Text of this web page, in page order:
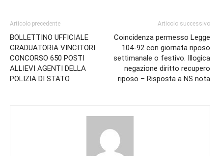
Articolo precedente
BOLLETTINO UFFICIALE
GRADUATORIA VINCITORI
CONCORSO 650 POSTI
ALLIEVI AGENTI DELLA
POLIZIA DI STATO
Articolo successivo
Coincidenza permesso Legge
104-92 con giornata riposo
settimanale o festivo. Illogica
negazione diritto recupero
riposo – Risposta a NS nota